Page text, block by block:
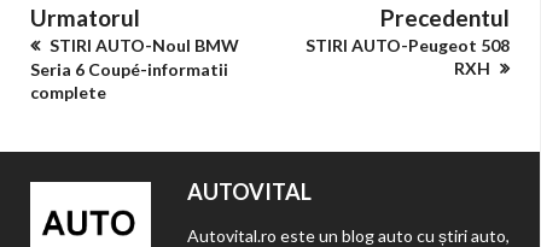
Urmatorul
STIRI AUTO-Noul BMW
Seria 6 Coupé-informatii
complete
Precedentul
STIRI AUTO-Peugeot 508
RXH
AUTOVITAL
Autovital.ro este un blog auto cu știri auto,